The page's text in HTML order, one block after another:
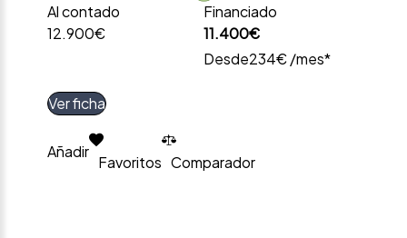
Al contado
12.900€
Financiado
11.400€
Desde234€ /mes*
Ver ficha
Añadir
Favoritos Comparador